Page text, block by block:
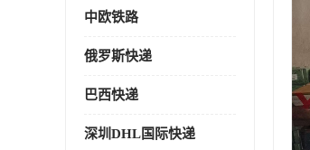
中欧铁路
俄罗斯快递
巴西快递
深圳DHL国际快递